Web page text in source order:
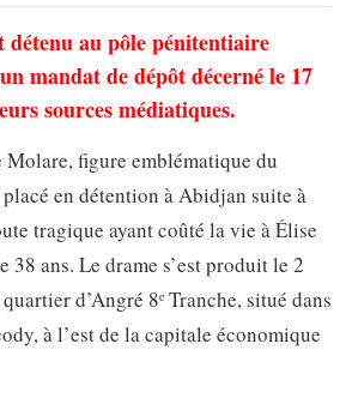
détenu au pôle pénitentiaire
mandat de dépôt décerné le 17
sources médiatiques.
figure emblématique du
en détention à Abidjan suite à
tragique ayant coûté la vie à Élise
38 ans. Le drame s’est produit le 2
d’Angré 8ᵉ Tranche, situé dans
à l’est de la capitale économique